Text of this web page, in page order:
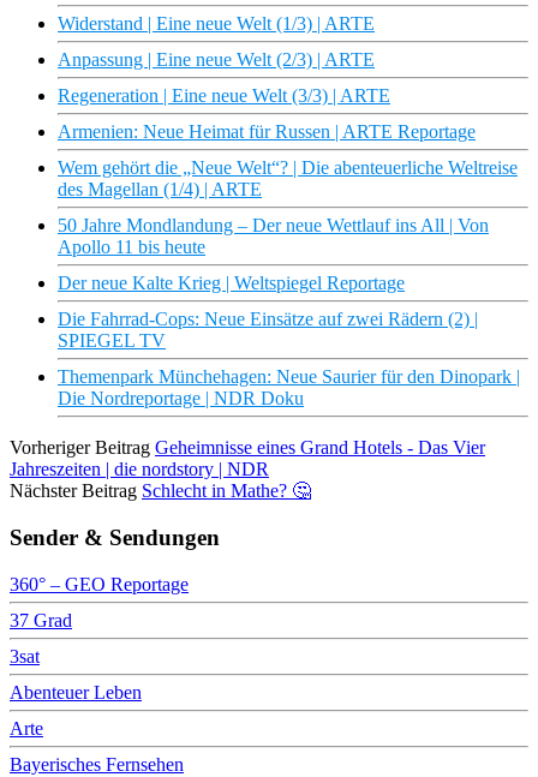
Widerstand | Eine neue Welt (1/3) | ARTE
Anpassung | Eine neue Welt (2/3) | ARTE
Regeneration | Eine neue Welt (3/3) | ARTE
Armenien: Neue Heimat für Russen | ARTE Reportage
Wem gehört die „Neue Welt“? | Die abenteuerliche Weltreise
des Magellan (1/4) | ARTE
50 Jahre Mondlandung – Der neue Wettlauf ins All | Von
Apollo 11 bis heute
Der neue Kalte Krieg | Weltspiegel Reportage
Die Fahrrad-Cops: Neue Einsätze auf zwei Rädern (2) |
SPIEGEL TV
Themenpark Münchehagen: Neue Saurier für den Dinopark |
Die Nordreportage | NDR Doku
Vorheriger Beitrag Geheimnisse eines Grand Hotels - Das Vier
Jahreszeiten | die nordstory | NDR
Nächster Beitrag Schlecht in Mathe? 🤔
Sender & Sendungen
360° – GEO Reportage
37 Grad
3sat
Abenteuer Leben
Arte
Bayerisches Fernsehen